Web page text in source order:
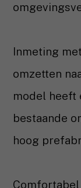
Inmeting
omzetten
model heeft
bestaande
hoog
Comfortabel